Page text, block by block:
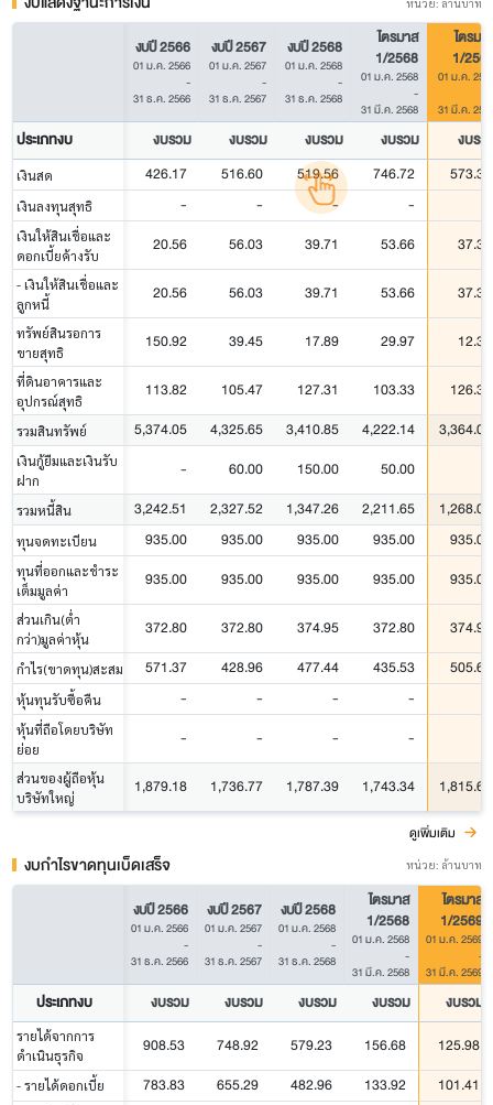
งบปี 2566
01 ม.ค. 2566
-
31 ธ.ค. 2566
งบปี 2567
01 ม.ค. 2567
-
31 ธ.ค. 2567
งบปี 2568
01 ม.ค. 2568
-
31 ธ.ค. 2568
ไตรมาส
1/2568
01 ม.ค. 2568
-
31 มี.ค. 2568
ไตรมา
1/
01 ม.ค.
31 มี.ค.
ประเภทงบ งบรวม งบรวม งบรวม งบรวม งบรว
เงินสด 426.17 516.60 519.56 746.72 573.37
เงินลงทุนสุทธิ - - - -
เงินให้สินเชื่อและ
ดอกเบี้ยค้างรับ
20.56 56.03 39.71 53.66 37.35
- เงินให้สินเชื่อและ
ลูกหนี้
20.56 56.03 39.71 53.66 37.35
ทรัพย์สินรอการ
ขายสุทธิ
150.92 39.45 17.89 29.97 12.30
ที่ดินอาคารและ
อุปกรณ์สุทธิ
113.82 105.47 127.31 103.33 126.38
รวมสินทรัพย์ 5,374.05 4,325.65 3,410.85 4,222.14 3,364.06
เงินกู้ยืมและเงินรับ
ฝาก
- 60.00 150.00 50.00
รวมหนี้สิน 3,242.51 2,327.52 1,347.26 2,211.65 1,268.01
ทุนจดทะเบียน 935.00 935.00 935.00 935.00 935.00
ทุนที่ออกและชำระ
เต็มมูลค่า
935.00 935.00 935.00 935.00 935.00
ส่วนเกิน(ต่ำ
กว่า)มูลค่าหุ้น
372.80 372.80 374.95 372.80 374.95
กำไร(ขาดทุน)สะสม 571.37 428.96 477.44 435.53 505.67
หุ้นทุนรับซื้อคืน - - - -
หุ้นที่ถือโดยบริษัท
ย่อย
- - - -
ส่วนของผู้ถือหุ้น
บริษัทใหญ่
1,879.18 1,736.77 1,787.39 1,743.34 1,815.62
ดูเพิ่มเติม
งบกำไรขาดทุนเบ็ดเสร็จ หน่วย: ล้านบาท
งบปี 2566
01 ม.ค. 2566
-
31 ธ.ค. 2566
งบปี 2567
01 ม.ค. 2567
-
31 ธ.ค. 2567
งบปี 2568
01 ม.ค. 2568
-
31 ธ.ค. 2568
ไตรมาส
1/2568
01 ม.ค. 2568
-
31 มี.ค. 2568
ไตรมาส
1/2569
01 ม.ค. 2569
-
31 มี.ค. 2569
ประเภทงบ งบรวม งบรวม งบรวม งบรวม งบรวม
รายได้จากการ
ดำเนินธุรกิจ
908.53 748.92 579.23 156.68 125.98
- รายได้ดอกเบี้ย 783.83 655.29 482.96 133.92 101.41